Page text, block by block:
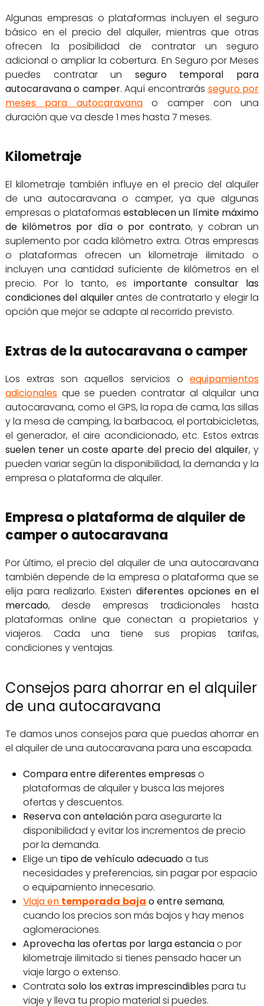
Algunas empresas o plataformas incluyen el seguro
básico en el precio del alquiler, mientras que otras
ofrecen la posibilidad de contratar un seguro
adicional o ampliar la cobertura. En Seguro por Meses
puedes contratar un seguro temporal para
autocaravana o camper. Aquí encontrarás seguro por
meses para autocaravanao camper con una
duración que va desde 1 mes hasta 7 meses.
Kilometraje
El kilometraje también influye en el precio del alquiler
de una autocaravana o camper, ya que algunas
empresas o plataformas establecen un límite máximo
de kilómetros por día o por contrato, y cobran un
suplemento por cada kilómetro extra. Otras empresas
o plataformas ofrecen un kilometraje ilimitado o
incluyen una cantidad suficiente de kilómetros en el
precio. Por lo tanto, es importante consultar las
condiciones del alquilerantes de contratarlo y elegir la
opción que mejor se adapte al recorrido previsto.
Extras de la autocaravana o camper
Los extras son aquellos servicios oequipamientos
adicionalesque se pueden contratar al alquilar una
autocaravana, como el GPS, la ropa de cama, las sillas
y la mesa de camping, la barbacoa, el portabicicletas,
el generador, el aire acondicionado, etc. Estos extras
suelen tener un coste aparte del precio del alquiler, y
pueden variar según la disponibilidad, la demanda y la
empresa o plataforma de alquiler.
Empresa o plataforma de alquiler de
camper o autocaravana
Por último, el precio del alquiler de una autocaravana
también depende de la empresa o plataforma que se
elija para realizarlo. Existen diferentes opciones en el
mercado, desde empresas tradicionales hasta
plataformas online que conectan a propietarios y
viajeros. Cada una tiene sus propias tarifas,
condiciones y ventajas.
Consejos para ahorrar en el alquiler
de una autocaravana
Te damos unos consejos para que puedas ahorrar en
el alquiler de una autocaravana para una escapada.
Compara entre diferentes empresaso
plataformas de alquiler y busca las mejores
ofertas y descuentos.
Reserva con antelaciónpara asegurarte la
disponibilidad y evitar los incrementos de precio
por la demanda.
Elige un tipo de vehículo adecuadoa tus
necesidades y preferencias, sin pagar por espacio
o equipamiento innecesario.
Viaja en temporada baja o entre semana,
cuando los precios son más bajos y hay menos
aglomeraciones.
Aprovecha las ofertas por larga estanciao por
kilometraje ilimitado si tienes pensado hacer un
viaje largo o extenso.
Contrata solo los extras imprescindiblespara tu
viaje y lleva tu propio material si puedes.